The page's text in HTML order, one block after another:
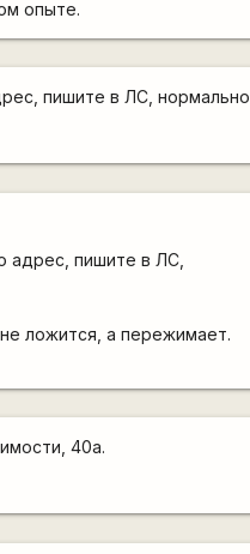
опыте.
пишите в ЛС, нормально
адрес, пишите в ЛС,
ложится, а пережимает.
40а.